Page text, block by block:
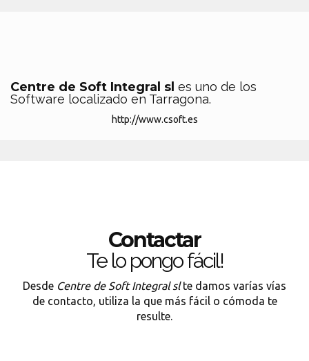
Centre de Soft Integral sl es uno de los
Software localizado en Tarragona.
http://www.csoft.es
Contactar
Te lo pongo fácil!
Desde Centre de Soft Integral slte damos varías vías
de contacto, utiliza la que más fácil o cómoda te
resulte.